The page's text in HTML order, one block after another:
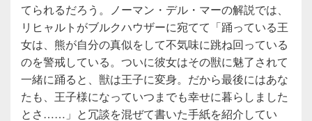
てられるだろう。ノーマン・デル・マーの解説では、
リヒャルトがブルクハウザーに宛てて「踊っている王
女は、熊が自分の真似をして不気味に跳ね回っている
のを警戒している。ついに彼女はその獣に魅了されて
一緒に踊ると、獣は王子に変身。だから最後にはあな
たも、王子様になっていつまでも幸せに暮らしました
とさ……」と冗談を混ぜて書いた手紙を紹介してい